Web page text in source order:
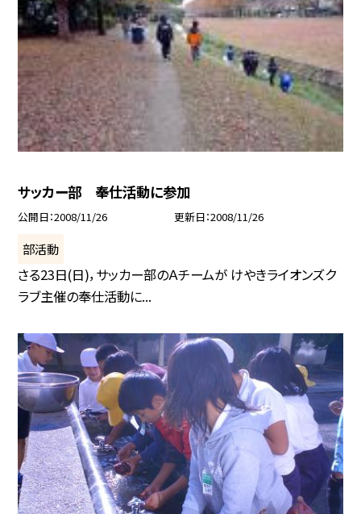
サッカー部 奉仕活動に参加
公開日 2008/11/26 更新日 2008/11/26
部活動
さる23日(日)，サッカー部のＡチームが けやきライオンズク
ラブ主催の奉仕活動に...